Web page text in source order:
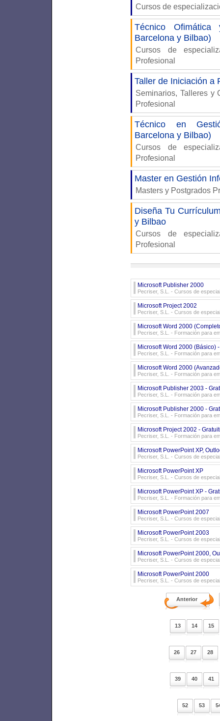
Cursos de
Técnico
Barcelona y Bilbao)
Cursos de
Profesional
Taller de Iniciación a
Seminarios, Talleres y
Profesional
Técnico en
Barcelona y Bilbao)
Cursos de
Profesional
Master en Gestión
Masters y Postgrados
Diseña Tu
y Bilbao
Cursos de
Profesional
Microsoft Publisher 2000
Pecriser, S.L. - Cursos de
Microsoft Project 2002
Pecriser, S.L. - Cursos de
Microsoft Word 2000
Pecriser, S.L. - Formación para
Microsoft Word 2000 (Básico)
Pecriser, S.L. - Formación para
Microsoft Word 2000
Pecriser, S.L. - Formación para
Microsoft Publisher 2003 -
Pecriser, S.L. - Formación para
Microsoft Publisher 2000 -
Pecriser, S.L. - Formación para
Microsoft Project 2002 -
Pecriser, S.L. - Formación para
Microsoft PowerPoint XP,
Pecriser, S.L. - Cursos de
Microsoft PowerPoint XP
Pecriser, S.L. - Cursos de
Microsoft PowerPoint XP -
Pecriser, S.L. - Formación para
Microsoft PowerPoint 2007
Pecriser, S.L. - Cursos de
Microsoft PowerPoint 2003
Pecriser, S.L. - Cursos de
Microsoft PowerPoint 2000,
Pecriser, S.L. - Cursos de
Microsoft PowerPoint 2000
Pecriser, S.L. - Cursos de
Anterior
13 14 15
26 27 28
39 40 41
52 53